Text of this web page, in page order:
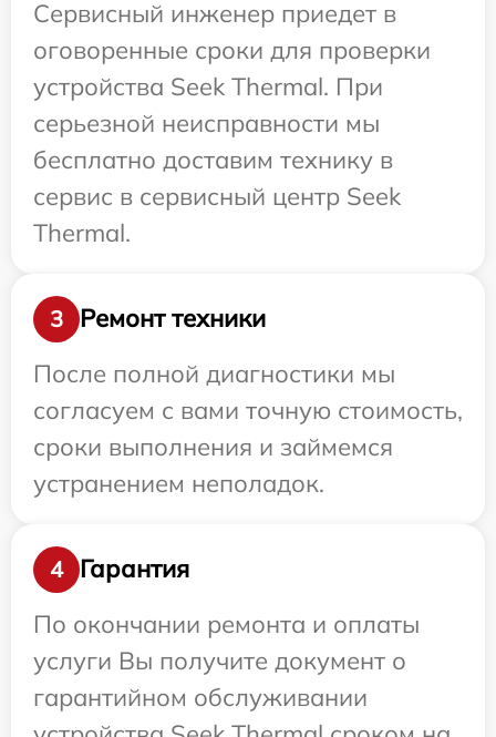
Сервисный инженер приедет в
оговоренные сроки для проверки
устройства Seek Thermal. При
серьезной неисправности мы
бесплатно доставим технику в
сервис в сервисный центр Seek
Thermal.
3
Ремонт техники
После полной диагностики мы
согласуем с вами точную стоимость,
сроки выполнения и займемся
устранением неполадок.
4
Гарантия
По окончании ремонта и оплаты
услуги Вы получите документ о
гарантийном обслуживании